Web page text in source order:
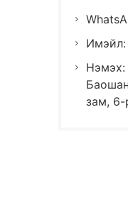
Имэйл:
Нэмэх:
зам, 6-